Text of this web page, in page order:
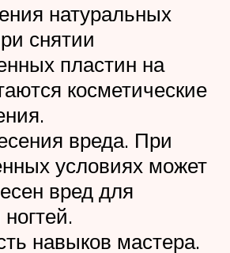
натуральных
снятии
пластин на
косметические
вреда. При
условиях может
вред для
навыков мастера.